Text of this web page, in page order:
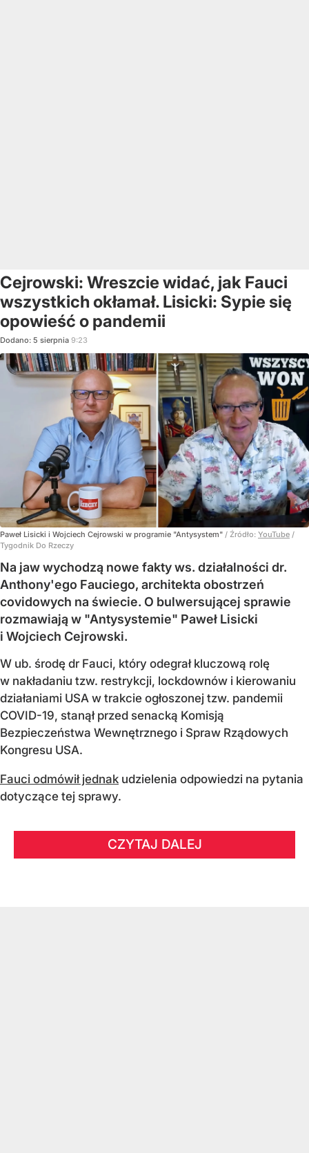
Cejrowski: Wreszcie widać, jak Fauci
wszystkich okłamał. Lisicki: Sypie się
opowieść o pandemii
Dodano: 5 sierpnia 9:23
Paweł Lisicki i Wojciech Cejrowski w programie "Antysystem" / Źródło: YouTube /
Tygodnik Do Rzeczy
Na jaw wychodzą nowe fakty ws. działalności dr.
Anthony'ego Fauciego, architekta obostrzeń
covidowych na świecie. O bulwersującej sprawie
rozmawiają w "Antysystemie" Paweł Lisicki
i Wojciech Cejrowski.
W ub. środę dr Fauci, który odegrał kluczową rolę
w nakładaniu tzw. restrykcji, lockdownów i kierowaniu
działaniami USA w trakcie ogłoszonej tzw. pandemii
COVID-19, stanął przed senacką Komisją
Bezpieczeństwa Wewnętrznego i Spraw Rządowych
Kongresu USA.
Fauci odmówił jednak udzielenia odpowiedzi na pytania
dotyczące tej sprawy.
CZYTAJ DALEJ